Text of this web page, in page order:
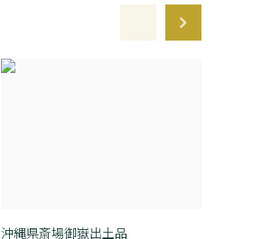
沖縄県斎場御嶽出土品